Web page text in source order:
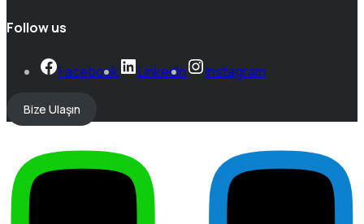
Follow us
Facebook LinkedIn Instagram
Bize Ulaşın